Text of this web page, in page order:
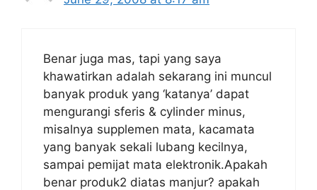
Benar juga mas, tapi yang saya
khawatirkan adalah sekarang ini muncul
banyak produk yang ‘katanya’ dapat
mengurangi sferis & cylinder minus,
misalnya supplemen mata, kacamata
yang banyak sekali lubang kecilnya,
sampai pemijat mata elektronik.Apakah
benar produk2 diatas manjur? apakah